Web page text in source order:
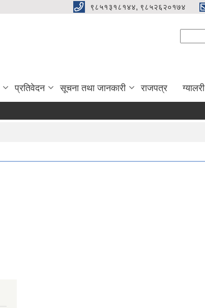
९८५१३१८१४४, ९८५२६२०१७४
प्रतिवेदन सूचना तथा जानकारी राजपत्र ग्यालरी